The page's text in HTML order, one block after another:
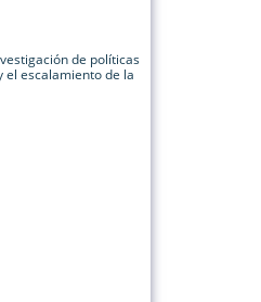
de políticas
el escalamiento de la